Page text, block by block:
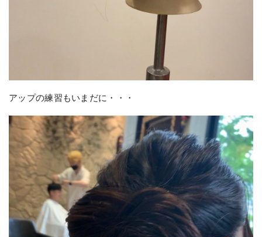
アップの練習もいまだに・・・